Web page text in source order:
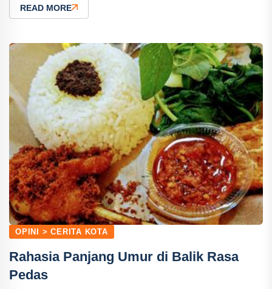
READ MORE
OPINI > CERITA KOTA
Rahasia Panjang Umur di Balik Rasa
Pedas